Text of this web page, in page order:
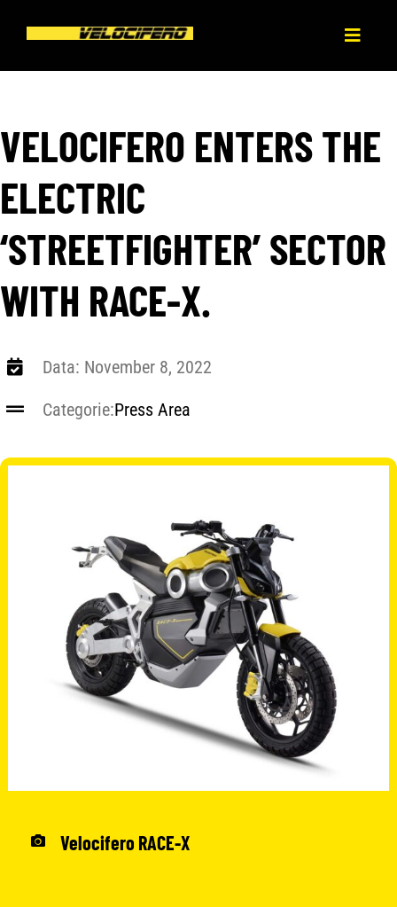
Toggle
ABOUT
BLOG
VELOCIFERO ENTERS THE
ELECTRIC
‘STREETFIGHTER’ SECTOR
WITH RACE-X.
Data: November 8, 2022
Categorie:Press Area
Velocifero RACE-X